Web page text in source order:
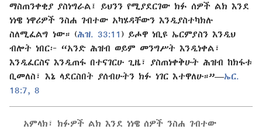
ማስጠንቀቂያ ያስነግራል፤ ይህንን የሚያደርገው ክፉ ሰዎች ልክ እንደ
ነነዌ ነዋሪዎች ንስሐ ገብተው አካሄዳቸውን እንዲያስተካክሉ
ስለሚፈልግ ነው። (ሕዝ. 33:11 ) ይሖዋ ነቢዩ ኤርምያስን እንዲህ
ብሎት ነበር፦ “አንድ ሕዝብ ወይም መንግሥት እንዲነቀል፣
እንዲፈርስና እንዲጠፋ በተናገርሁ ጊዜ፣ ያስጠነቀቅሁት ሕዝብ ከክፋቱ
ቢመለስ፣ እኔ ላደርስበት ያሰብሁትን ክፉ ነገር እተዋለሁ።”—ኤር.
18:7, 8
አምላክ፣ ክፉዎች ልክ እንደ ነነዌ ሰዎች ንስሐ ገብተው